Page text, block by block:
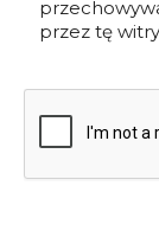
przez tę